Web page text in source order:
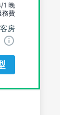
/1 晚
務費
房